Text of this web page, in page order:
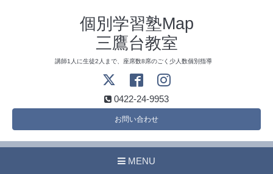
個別学習塾Map
三鷹台教室
講師1人に生徒2人まで、座席数8席のごく少人数個別指導
0422-24-9953
お問い合わせ
MENU